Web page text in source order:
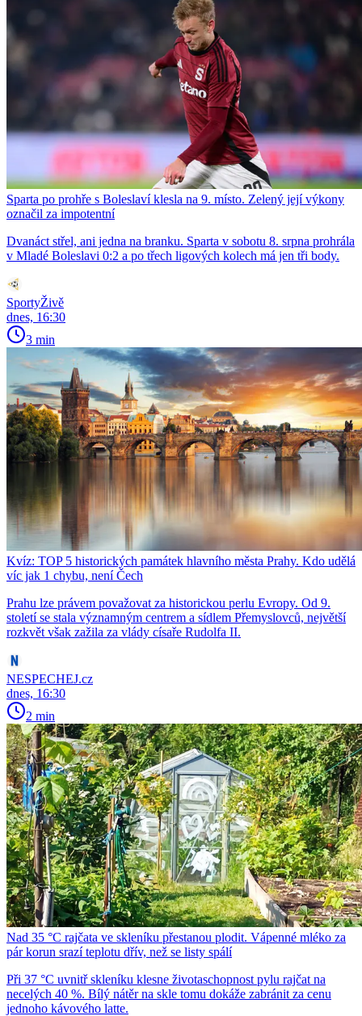
Sparta po prohře s Boleslaví klesla na 9. místo. Zelený její výkony
označil za impotentní
Dvanáct střel, ani jedna na branku. Sparta v sobotu 8. srpna prohrála
v Mladé Boleslavi 0:2 a po třech ligových kolech má jen tři body.
SportyŽivě
dnes, 16:30
3 min
Kvíz: TOP 5 historických památek hlavního města Prahy. Kdo udělá
víc jak 1 chybu, není Čech
Prahu lze právem považovat za historickou perlu Evropy. Od 9.
století se stala významným centrem a sídlem Přemyslovců, největší
rozkvět však zažila za vlády císaře Rudolfa II.
NESPECHEJ.cz
dnes, 16:30
2 min
Nad 35 °C rajčata ve skleníku přestanou plodit. Vápenné mléko za
pár korun srazí teplotu dřív, než se listy spálí
Při 37 °C uvnitř skleníku klesne životaschopnost pylu rajčat na
necelých 40 %. Bílý nátěr na skle tomu dokáže zabránit za cenu
jednoho kávového latte.